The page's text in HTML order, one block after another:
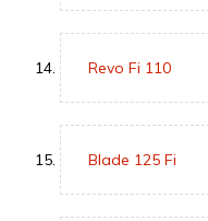
Revo Fi 110
Blade 125 Fi